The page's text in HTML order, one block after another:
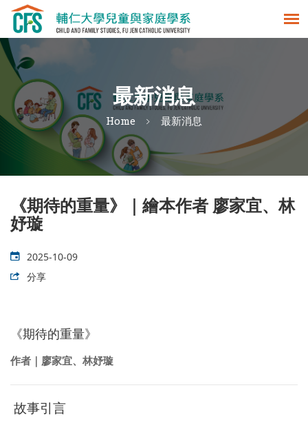
最新消息
Home 最新消息
《期待的重量》｜繪本作者 廖家宜、林
妤璇
2025-10-09
分享
《期待的重量》
作者｜廖家宜、林妤璇
故事引言